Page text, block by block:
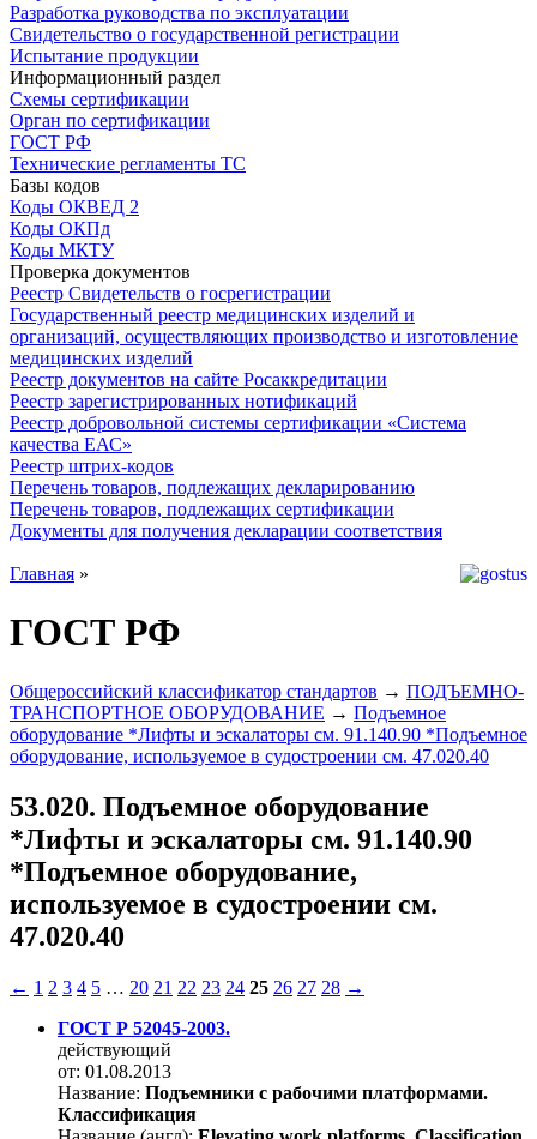
Разработка руководства по эксплуатации
Свидетельство о государственной регистрации
Испытание продукции
Информационный раздел
Схемы сертификации
Орган по сертификации
ГОСТ РФ
Технические регламенты ТС
Базы кодов
Коды ОКВЕД 2
Коды ОКПд
Коды МКТУ
Проверка документов
Реестр Свидетельств о госрегистрации
Государственный реестр медицинских изделий и
организаций, осуществляющих производство и изготовление
медицинских изделий
Реестр документов на сайте Росаккредитации
Реестр зарегистрированных нотификаций
Реестр добровольной системы сертификации «Система
качества ЕАС»
Реестр штрих-кодов
Перечень товаров, подлежащих декларированию
Перечень товаров, подлежащих сертификации
Документы для получения декларации соответствия
Главная »
ГОСТ РФ
Общероссийский классификатор стандартов → ПОДЪЕМНО-
ТРАНСПОРТНОЕ ОБОРУДОВАНИЕ → Подъемное
оборудование *Лифты и эскалаторы см. 91.140.90 *Подъемное
оборудование, используемое в судостроении см. 47.020.40
53.020. Подъемное оборудование
*Лифты и эскалаторы см. 91.140.90
*Подъемное оборудование,
используемое в судостроении см.
47.020.40
← 1 2 3 4 5 … 20 21 22 23 24 25 26 27 28 →
ГОСТ Р 52045-2003.
действующий
от: 01.08.2013
Название: Подъемники с рабочими платформами.
Классификация